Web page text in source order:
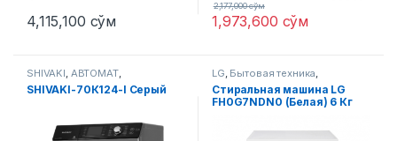
4,115,100 сўм 1,973,600 сўм
2,177,000сўм
SHIVAKI, АВТОМАТ,
Стиральные машины
SHIVAKI-70К124-I Серый
LG, Бытовая техника,
Стиральные машины
Стиральная машина LG
FH0G7NDN0 (Белая) 6 Кг